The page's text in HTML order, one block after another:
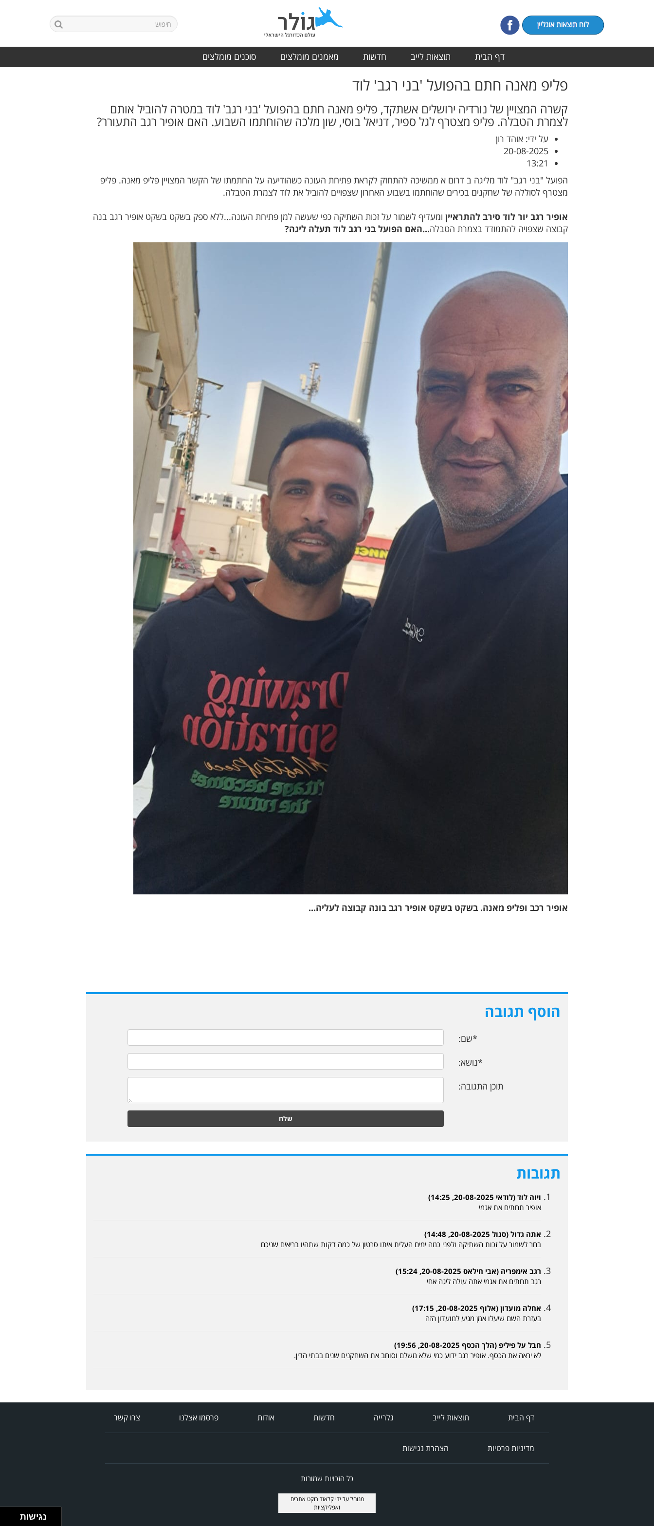
דף הבית תוצאות לייב חדשות מאמנים מומלצים סוכנים מומלצים
פליפ מאנה חתם בהפועל 'בני רגב' לוד
קשרה המצויין של נורדיה ירושלים אשתקד, פליפ מאנה חתם בהפועל 'בני רגב' לוד במטרה להוביל אותם
לצמרת הטבלה. פליפ מצטרף לגל ספיר, דניאל בוסי, שון מלכה שהוחתמו השבוע. האם אופיר רגב התעורר?
על ידי: אוהד רון
20-08-2025
13:21
הפועל "בני רגב" לוד מליגה ב דרום א ממשיכה להתחזק לקראת פתיחת העונה כשהודיעה על החתמתו של הקשר המצויין פליפ מאנה. פליפ
מצטרף לסוללה של שחקנים בכירים שהוחתמו בשבוע האחרון שצפויים להוביל את לוד לצמרת הטבלה.
אופיר רגב יור לוד סירב להתראיין ומעדיף לשמור על זכות השתיקה כפי שעשה למן פתיחת העונה...ללא ספק בשקט בשקט אופיר רגב בנה
קבוצה שצפויה להתמודד בצמרת הטבלה...האם הפועל בני רגב לוד תעלה ליגה?
אופיר רכב ופליפ מאנה. בשקט בשקט אופיר רגב בונה קבוצה לעליה...
הוסף תגובה
*שם:
*נושא:
תוכן התגובה:
שלח
תגובות
ויוה לוד (לודאי 20-08-2025, 14:25)
אופיר תחתים את אגמי
אתה גדול (סגול 20-08-2025, 14:48)
בחר לשמור על זכות השתיקה ולפני כמה ימים העלית איתו סרטון של כמה דקות שתהיו בריאים שניכם
רגב אימפריה (אבי חילאס 20-08-2025, 15:24)
רגב תחתים את אגמי אתה עולה ליגה אחי
אחלה מועדון (אלוף 20-08-2025, 17:15)
בעזרת השם שיעלו אמן מגיע למועדון הזה
חבל על פיליפ (הלך הכסף 20-08-2025, 19:56)
לא יראה את הכסף. אופיר רגב ידוע כמי שלא משלם וסוחב את השחקנים שנים בבתי הדין.
דף הבית תוצאות לייב גלרייה חדשות אודות פרסמו אצלנו צרו קשר
מדיניות פרטיות הצהרת נגישות
כל הזכויות שמורות
מנוהל על ידיקלאוד רוקט אתרים
ואפליקציות
נגישות